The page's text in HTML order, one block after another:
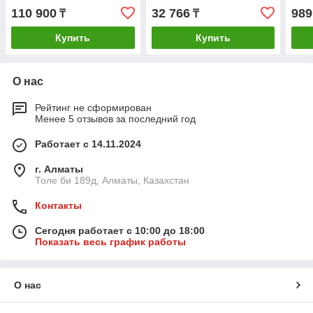
AG4731TB N 1TB M.2
2280 PCI-E 4.0x4 w/o heat
110 900 ₸
Купить
32 766₸
Купить
О нас
Рейтинг не сформирован
Менее 5 отзывов за последний год
Работает с 14.11.2024
г. Алматы
Толе би 189д, Алматы, Казахстан
Контакты
Сегодня работает с 10:00 до 18:00
Показать весь график работы
О нас